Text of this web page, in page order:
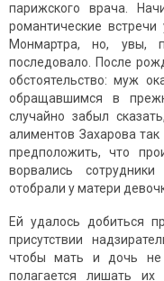
парижского врача.
романтические
Монмартра, но, увы,
последовало. После
обстоятельство: муж
обращавшимся в
случайно забыл
алиментов Захарова
предположить, что
ворвались
отобрали у матери
Ей удалось добиться
присутствии
чтобы мать и дочь не
полагается лишать их